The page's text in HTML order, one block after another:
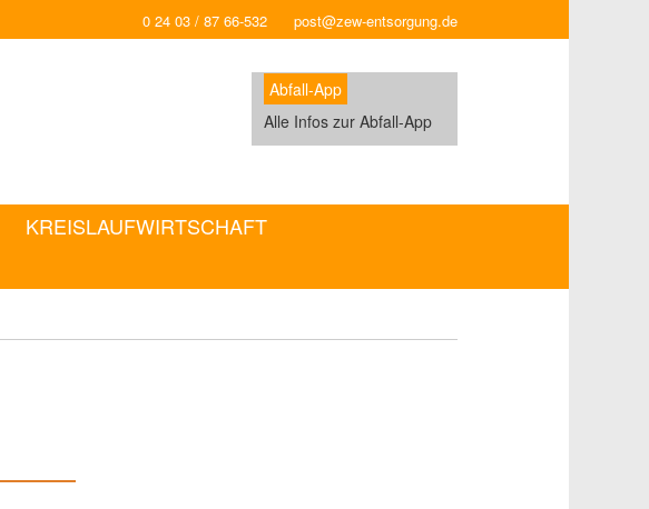
0 24 03 / 87 66-532 post@zew-entsorgung.de
Abfall-App
Alle Infos zur Abfall-App
KREISLAUFWIRTSCHAFT